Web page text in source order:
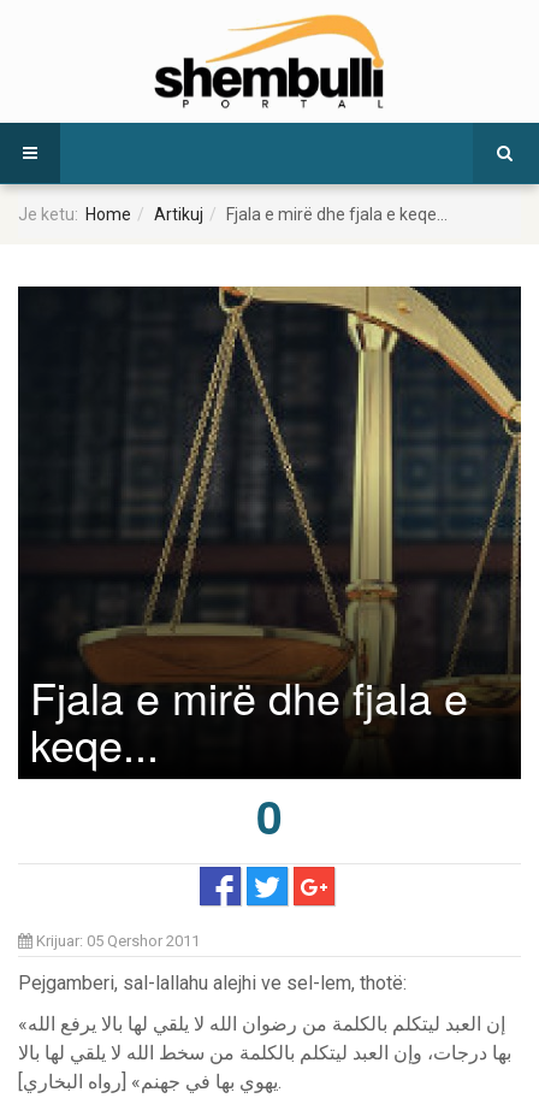
Je ketu: Home Artikuj Fjala e mirë dhe fjala e keqe...
Fjala e mirë dhe fjala e
keqe...
0
Krijuar: 05 Qershor 2011
Pejgamberi, sal-lallahu alejhi ve sel-lem, thotë:
«إن العبد ليتكلم بالكلمة من رضوان الله لا يلقي لها بالا يرفع الله
بها درجات، وإن العبد ليتكلم بالكلمة من سخط الله لا يلقي لها بالا
يهوي بها في جهنم» [رواه البخاري].